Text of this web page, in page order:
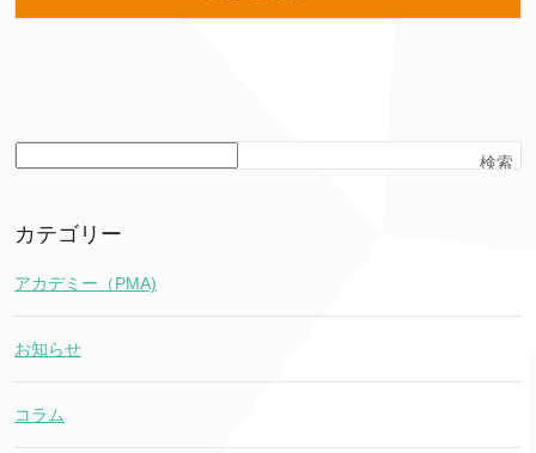
検索
カテゴリー
アカデミー（PMA)
お知らせ
コラム